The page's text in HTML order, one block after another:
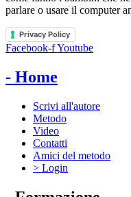
parlare o usare il computer
Privacy Policy
Facebook-fYoutube
- Home
Scrivi all'autore
Metodo
Video
Contatti
Amici del metodo
> Login